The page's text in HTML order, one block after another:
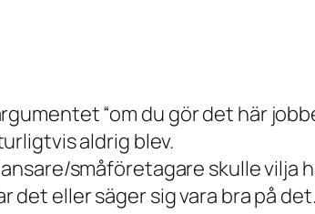
“om du gör det här
aldrig blev.
småföretagare skulle vilja
det eller säger sig vara bra på det.